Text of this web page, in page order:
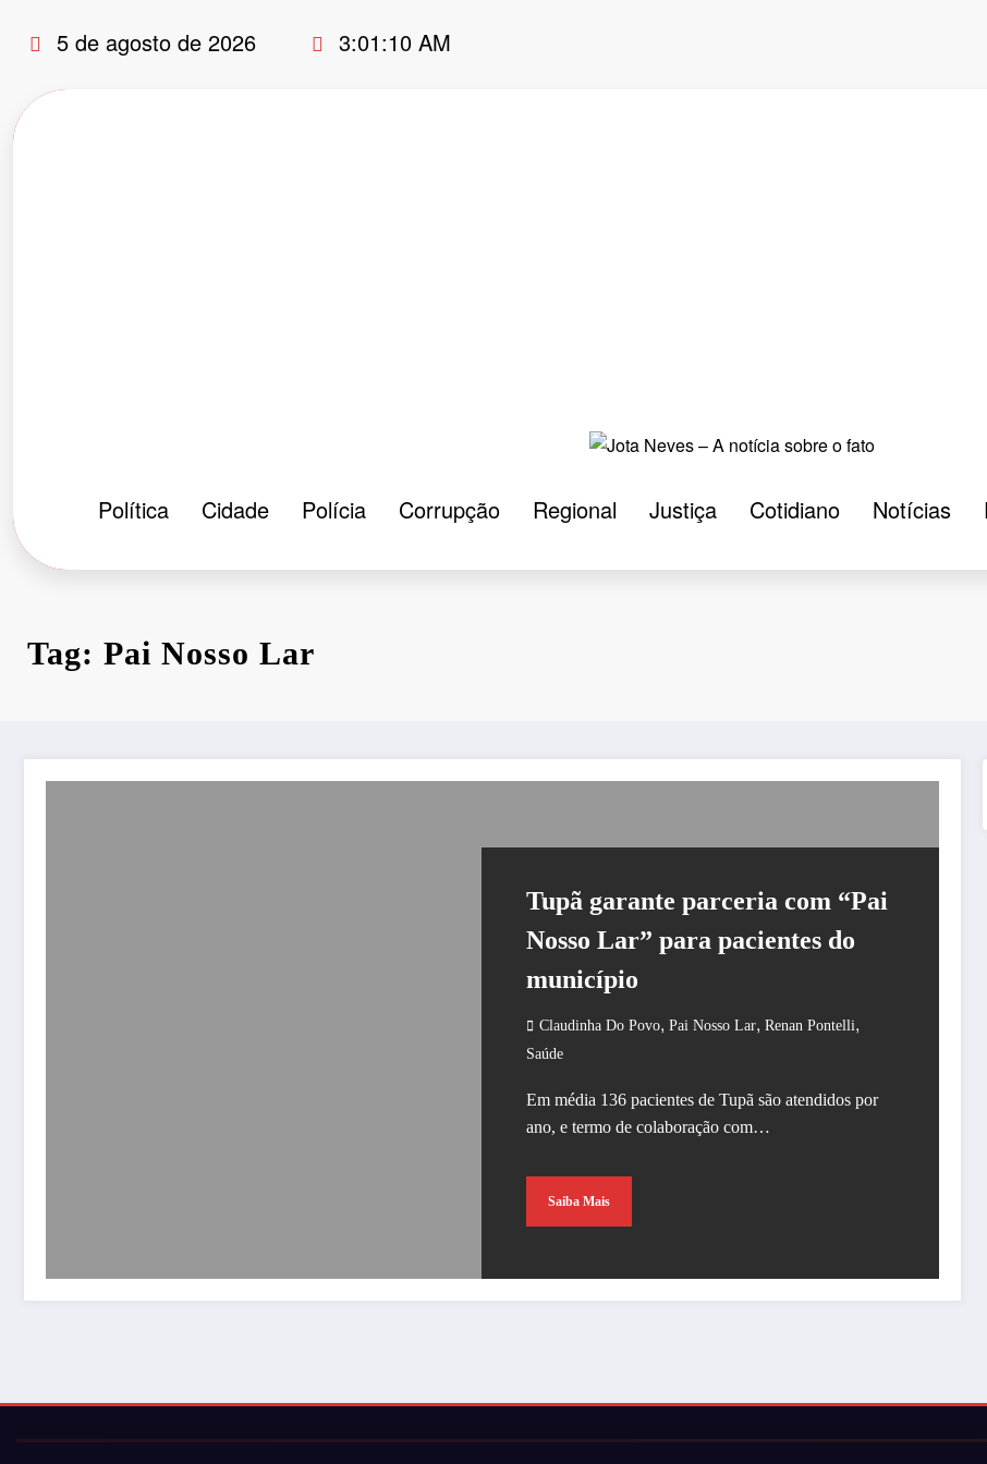
para
conteúdo
5 de agosto de 2026 3:01:10 AM
Política Cidade Polícia Corrupção Regional Justiça Cotidiano Notícias
Tag: Pai Nosso Lar
Tupã garante parceria com “Pai
Nosso Lar” para pacientes do
município
Claudinha Do Povo, Pai Nosso Lar, Renan Pontelli,
Saúde
Em média 136 pacientes de Tupã são atendidos por
ano, e termo de colaboração com…
Saiba Mais